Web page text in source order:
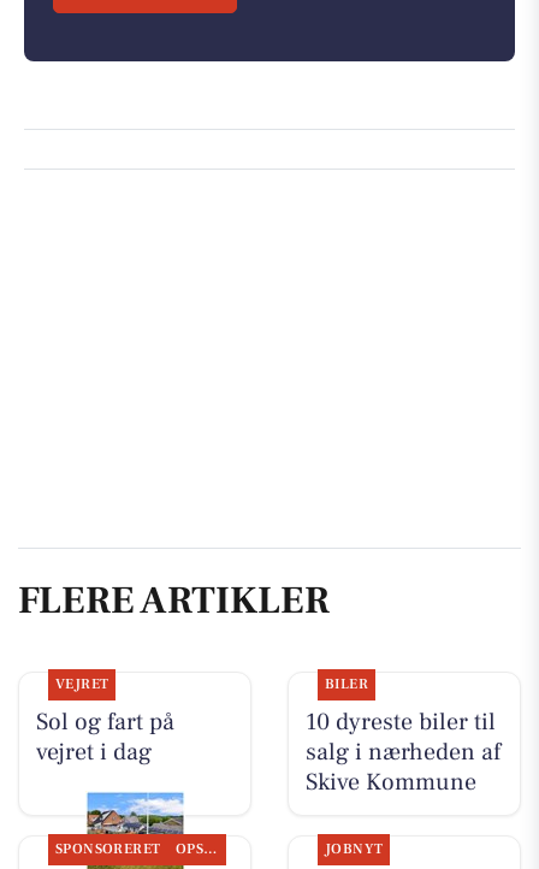
FLERE ARTIKLER
VEJRET
Sol og fart på
vejret i dag
BILER
10 dyreste biler til
salg i nærheden af
Skive Kommune
SPONSORERET OPSLAGSTAVLEN JOBNYT